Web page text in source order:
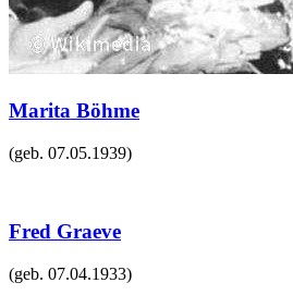
Marita Böhme
(geb. 07.05.1939)
Fred Graeve
(geb. 07.04.1933)